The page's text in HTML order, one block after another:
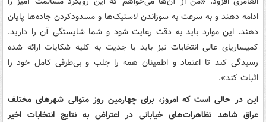
ادامه دهند و به سرعت به سوزاندن لاستیک‌ها و مسدودکردن جاده‌ها پایان
دهند. این موارد باید به دقت رعایت شود و شما شایستگی آن را دارید.
کمیساریای عالی انتخابات نیز باید با جدیت به کلیه شکایات ارائه شده
رسیدگی کند تا اعتماد و اطمینان همه را جلب و بی‌طرفی کامل خود را
اثبات کند».
این در حالی است که امروز، برای چهارمین روز متوالی شهرهای مختلف
عراق شاهد تظاهرات‌های خیابانی در اعتراض به نتایج انتخابات اخیر